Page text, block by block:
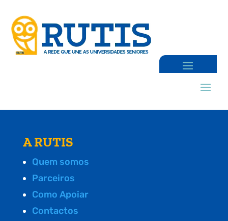
A RUTIS
Quem somos
Parceiros
Como Apoiar
Contactos